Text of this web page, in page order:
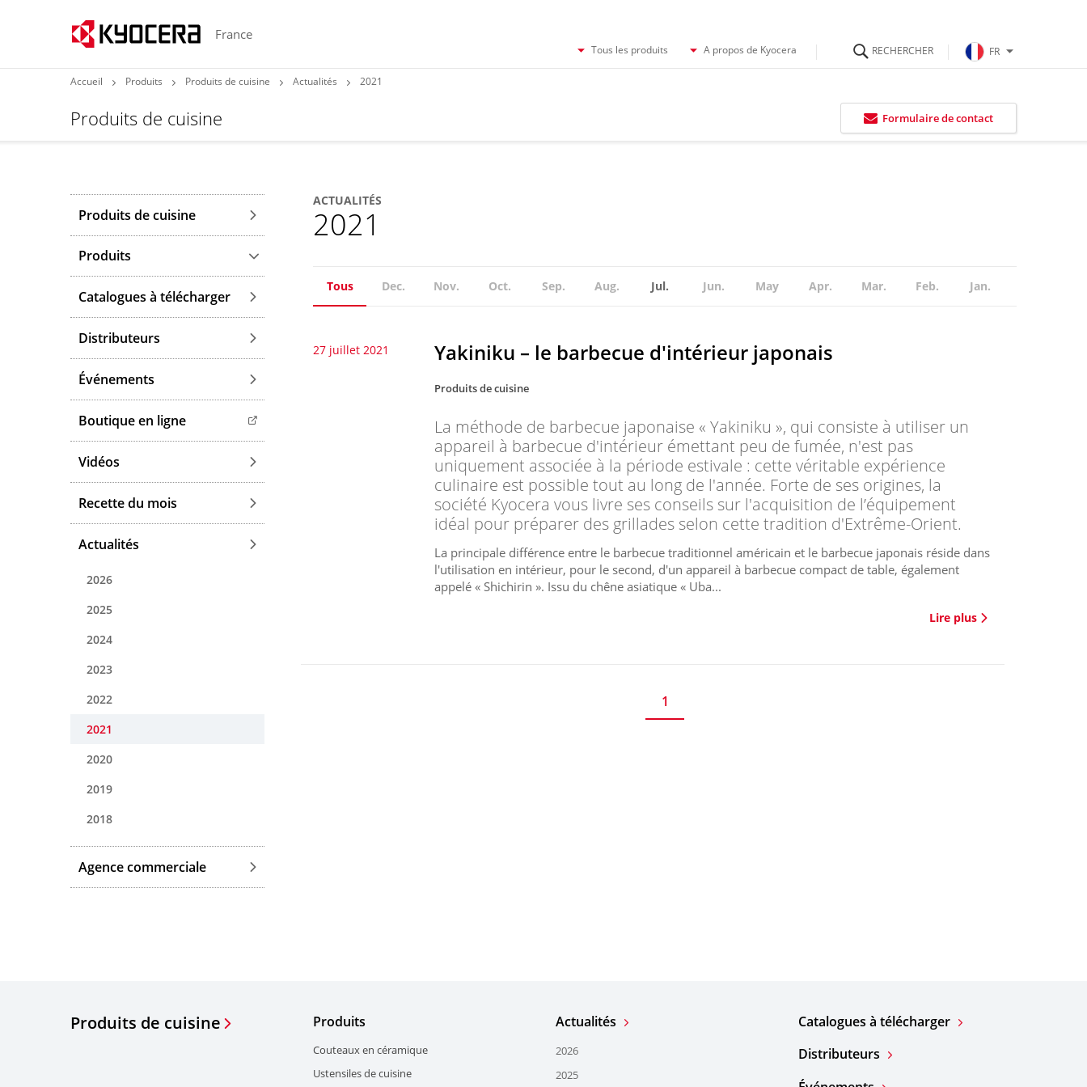
France
Tous les produits A propos de Kyocera FR
Accueil Produits Produits de cuisine Actualités 2021
Produits de cuisine Formulaire de contact
ACTUALITÉS
2021
Tous Dec. Nov. Oct. Sep. Aug. Jul. Jun. May Apr. Mar. Feb. Jan.
27 juillet 2021 Yakiniku – le barbecue d'intérieur japonais
Produits de cuisine
La méthode de barbecue japonaise « Yakiniku », qui consiste à utiliser un
appareil à barbecue d'intérieur émettant peu de fumée, n'est pas
uniquement associée à la période estivale : cette véritable expérience
culinaire est possible tout au long de l'année. Forte de ses origines, la
société Kyocera vous livre ses conseils sur l'acquisition de l’équipement
idéal pour préparer des grillades selon cette tradition d'Extrême-Orient.
La principale différence entre le barbecue traditionnel américain et le barbecue japonais réside dans
l'utilisation en intérieur, pour le second, d'un appareil à barbecue compact de table, également
appelé « Shichirin ». Issu du chêne asiatique « Uba...
Lire plus
1
Produits de cuisine
Produits
Catalogues à télécharger
Distributeurs
Événements
Boutique en ligne
Vidéos
Recette du mois
Actualités
2026
2025
2024
2023
2022
2021
2020
2019
2018
Agence commerciale
Produits de cuisine Produits
Couteaux en céramique
Ustensiles de cuisine
Actualités
2026
2025
Catalogues à télécharger
Distributeurs